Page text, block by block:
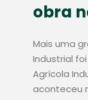
obra
Mais uma
Industrial
Agrícola
aconteceu